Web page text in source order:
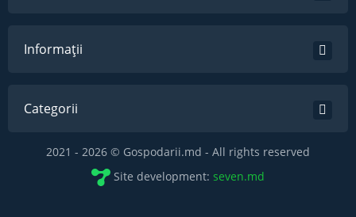
Informații
Categorii
2021 - 2026 © Gospodarii.md - All rights reserved
Site development: seven.md